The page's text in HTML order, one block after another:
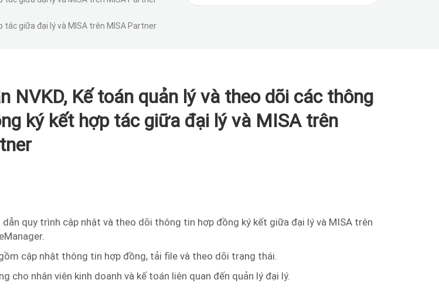
tác giữa đại lý và MISA trên MISA Partner
NVKD, Kế toán quản lý và theo dõi các thông
ký kết hợp tác giữa đại lý và MISA trên
dẫn quy trình cập nhật và theo dõi thông tin hợp đồng ký kết giữa đại lý và MISA trên
cập nhật thông tin hợp đồng, tải file và theo dõi trạng thái.
cho nhân viên kinh doanh và kế toán liên quan đến quản lý đại lý.